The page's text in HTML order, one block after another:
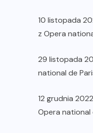
10 listopada
z Opera
29 listopada
national de
12 grudnia
Opera national